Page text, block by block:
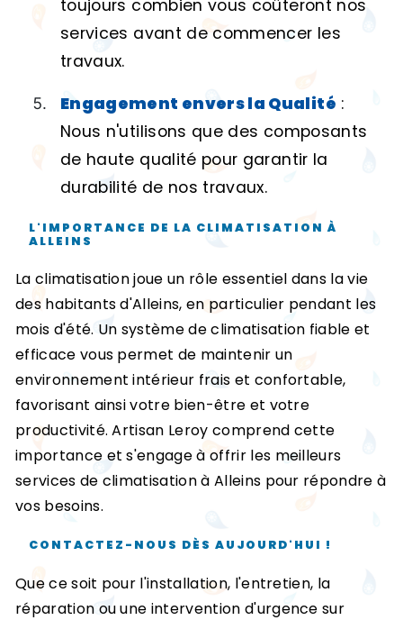
toujours combien vous coûteront nos
services avant de commencer les
travaux.
Engagement envers la Qualité :
Nous n'utilisons que des composants
de haute qualité pour garantir la
durabilité de nos travaux.
L'IMPORTANCE DE LA CLIMATISATION À
ALLEINS
La climatisation joue un rôle essentiel dans la vie
des habitants d'Alleins, en particulier pendant les
mois d'été. Un système de climatisation fiable et
efficace vous permet de maintenir un
environnement intérieur frais et confortable,
favorisant ainsi votre bien-être et votre
productivité. Artisan Leroy comprend cette
importance et s'engage à offrir les meilleurs
services de climatisation à Alleins pour répondre à
vos besoins.
CONTACTEZ-NOUS DÈS AUJOURD'HUI !
Que ce soit pour l'installation, l'entretien, la
réparation ou une intervention d'urgence sur